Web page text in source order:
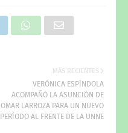
MÁS RECIENTES
VERÓNICA ESPÍNDOLA
ACOMPAÑÓ LA ASUNCIÓN DE
OMAR LARROZA PARA UN NUEVO
PERÍODO AL FRENTE DE LA UNNE